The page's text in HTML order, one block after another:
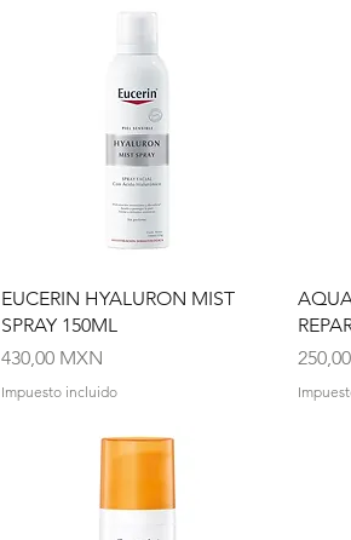
Vista rápida
EUCERIN HYALURON MIST
SPRAY 150ML
Precio
430,00 MXN
Impuesto incluido
Precio